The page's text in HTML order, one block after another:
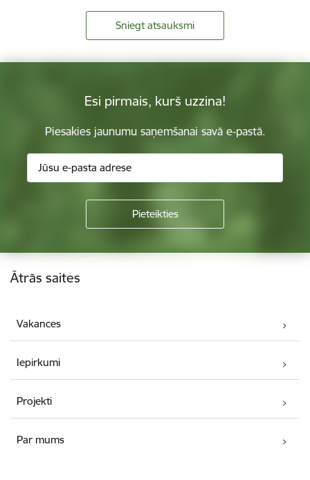
Sniegt atsauksmi
Esi pirmais, kurš uzzina!
Piesakies jaunumu saņemšanai savā e-pastā.
Kājene
Ātrās saites
Vakances
Iepirkumi
Projekti
Par mums